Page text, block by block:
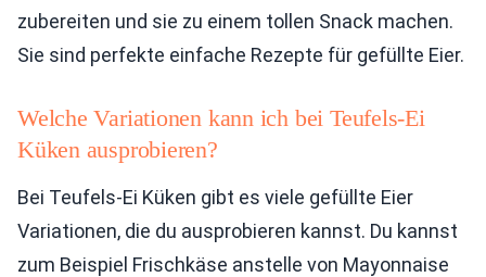
zubereiten und sie zu einem tollen Snack machen.
Sie sind perfekte einfache Rezepte für gefüllte Eier.
Welche Variationen kann ich bei Teufels-Ei
Küken ausprobieren?
Bei Teufels-Ei Küken gibt es viele gefüllte Eier
Variationen, die du ausprobieren kannst. Du kannst
zum Beispiel Frischkäse anstelle von Mayonnaise